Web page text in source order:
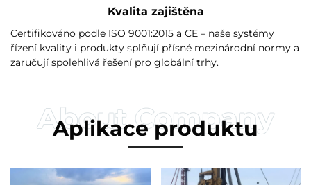
Kvalita zajištěna
Certifikováno podle ISO 9001:2015 a CE – naše systémy
řízení kvality i produkty splňují přísné mezinárodní normy a
zaručují spolehlivá řešení pro globální trhy.
Aplikace produktu